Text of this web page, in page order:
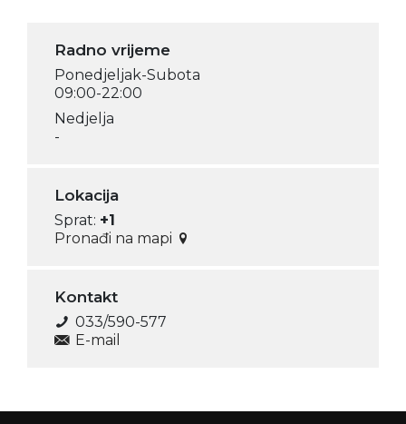
Radno vrijeme
Ponedjeljak-Subota
09:00-22:00
Nedjelja
-
Lokacija
Sprat: +1
Pronađi na mapi
Kontakt
033/590-577
E-mail